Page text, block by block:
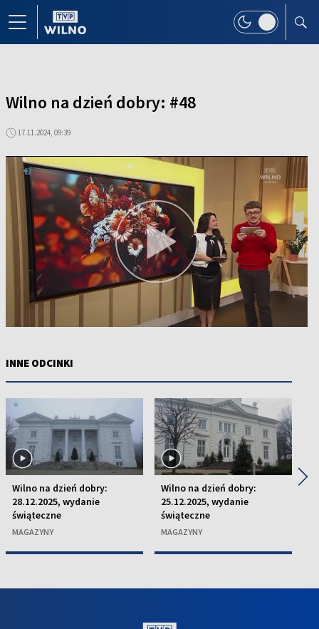
Wilno na dzień dobry: #48
17.11.2024, 09:39
INNE ODCINKI
Wilno na dzień dobry:
28.12.2025, wydanie
świąteczne
MAGAZYNY
Wilno na dzień dobry:
25.12.2025, wydanie
świąteczne
MAGAZYNY
▶